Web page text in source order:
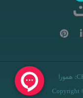
: همورا
Copyright